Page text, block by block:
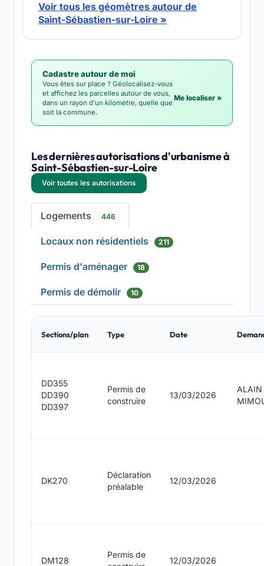
Voir tous les géomètres autour de
Saint-Sébastien-sur-Loire »
Cadastre autour de moi
Vous êtes sur place ? Géolocalisez-vous
et affichez les parcelles autour de vous,
dans un rayon d'un kilomètre, quelle que
soit la commune.
Me localiser »
Les dernières autorisations d'urbanisme à
Saint-Sébastien-sur-Loire
Voir toutes les autorisations
Logements 446
Locaux non résidentiels 211
Permis d'aménager 18
Permis de démolir 10
Sections/plan Type Date
DD355
DD390
DD397
Permis de
construire
13/03/2026
ALAIN
DK270
Déclaration
préalable
12/03/2026
DM128
Permis de
12/03/2026